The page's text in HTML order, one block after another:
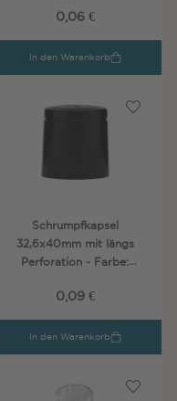
0,06 €
In den Warenkorb
Schrumpfkapsel
32,6x40mm mit längs
Perforation - Farbe:
0,09 €
In den Warenkorb